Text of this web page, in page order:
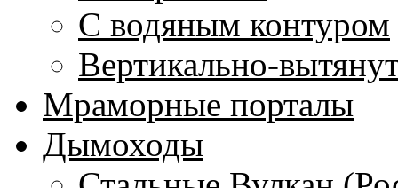
С водяным контуром
Вертикально-
Мраморные порталы
Дымоходы